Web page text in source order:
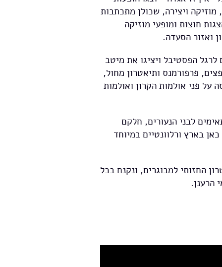
ויצירה, שכולן מתכתבות
חוצות ומופעי מוזיקה
ואזור הסעדה.
לרגל הפסטיבל ויציגו את מיטב
פרפורמנס ותיאטרון מחול,
על פני אולמות הקרון ואולמות
לבני הנעורים, חלקם
בארץ ורלוונטיים במיוחד
החזותי למבוגרים, ונקנח בכל
הרענן.